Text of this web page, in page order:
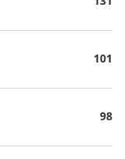
101
98